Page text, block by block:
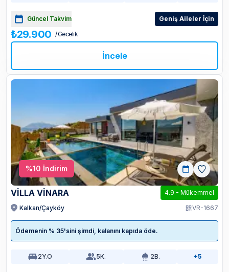
Güncel Takvim Geniş Aileler İçin
₺29.900 / Gecelik
İncele
%10 İndirim
VİLLA VİNARA 4.9 - Mükemmel
Kalkan/Çayköy
VR-1667
Ödemenin % 35'sini şimdi, kalanını kapıda öde.
2Y.O 5K. 2B. +5